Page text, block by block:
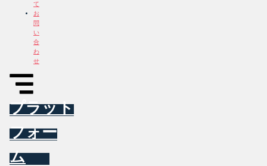
て
お
問
い
合
わ
せ
プラット
フォー
ム